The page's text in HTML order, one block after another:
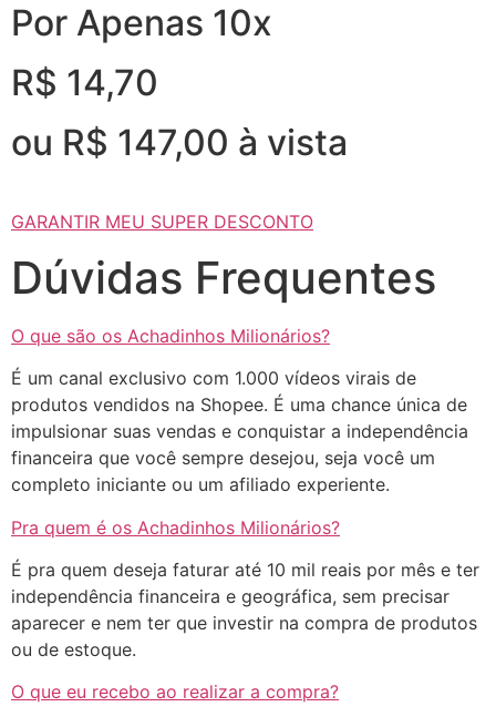
Por Apenas 10x
R$ 14,70
ou R$ 147,00 à vista
GARANTIR MEU SUPER DESCONTO
Dúvidas Frequentes
O que são os Achadinhos Milionários?
É um canal exclusivo com 1.000 vídeos virais de
produtos vendidos na Shopee. É uma chance única de
impulsionar suas vendas e conquistar a independência
financeira que você sempre desejou, seja você um
completo iniciante ou um afiliado experiente.
Pra quem é os Achadinhos Milionários?
É pra quem deseja faturar até 10 mil reais por mês e ter
independência financeira e geográfica, sem precisar
aparecer e nem ter que investir na compra de produtos
ou de estoque.
O que eu recebo ao realizar a compra?